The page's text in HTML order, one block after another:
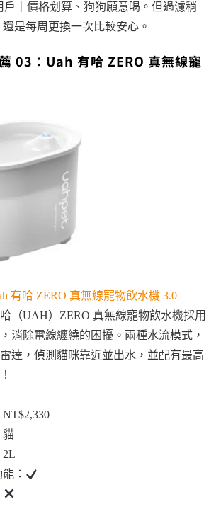
戶｜價格划算、狗狗願意喝。但過濾稍
是每周更換一次比較安心。
03：Uah 有哈 ZERO 真無線寵
有哈 ZERO 真無線寵物飲水機 3.0
（UAH）ZERO 真無線寵物飲水機採用
消除電線纏繞的困擾。兩種水流模式，
達，偵測貓咪靠近並出水，並配有最高
貓
2L
：